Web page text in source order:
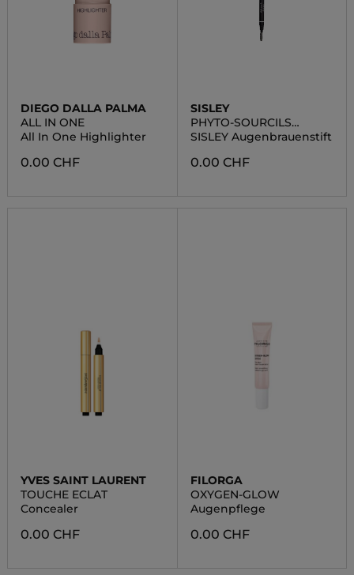
DIEGO DALLA PALMA
ALL IN ONE
All In One Highlighter
0.00 CHF
SISLEY
PHYTO-SOURCILS
DESIGN
SISLEY Augenbrauenstift
0.00 CHF
YVES SAINT LAURENT
TOUCHE ECLAT
Concealer
0.00 CHF
FILORGA
OXYGEN-GLOW
Augenpflege
0.00 CHF